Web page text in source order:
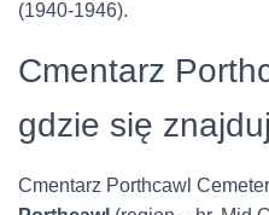
(1940-1946).
Cmentarz
gdzie się
Cmentarz Porthcawl